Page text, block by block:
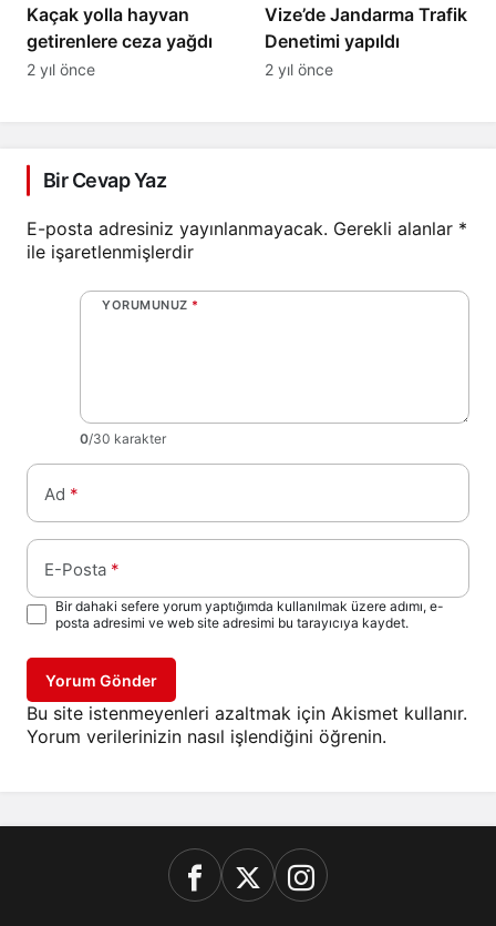
Kaçak yolla hayvan
getirenlere ceza yağdı
2 yıl önce
Vize’de Jandarma Trafik
Denetimi yapıldı
2 yıl önce
Bir Cevap Yaz
E-posta adresiniz yayınlanmayacak. Gerekli alanlar *
ile işaretlenmişlerdir
YORUMUNUZ *
0/30 karakter
Ad *
E-Posta *
Bir dahaki sefere yorum yaptığımda kullanılmak üzere adımı, e-
posta adresimi ve web site adresimi bu tarayıcıya kaydet.
Yorum Gönder
Bu site istenmeyenleri azaltmak için Akismet kullanır.
Yorum verilerinizin nasıl işlendiğini öğrenin.